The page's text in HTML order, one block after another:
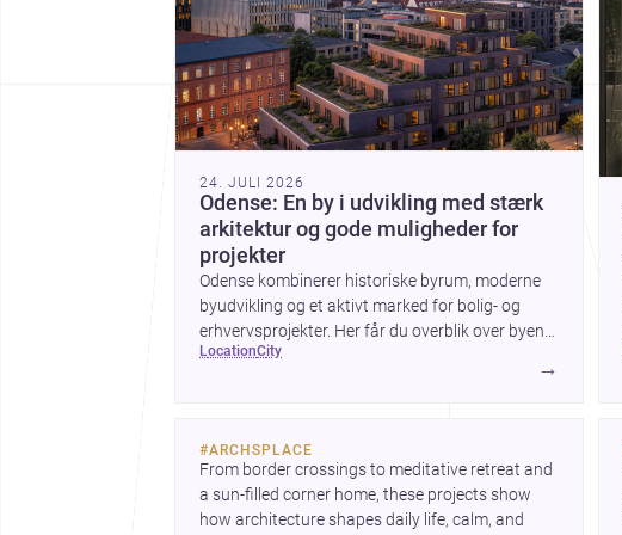
24. JULI 2026
Odense: En by i udvikling med stærk
arkitektur og gode muligheder for
projekter
Odense kombinerer historiske byrum, moderne
byudvikling og et aktivt marked for bolig- og
erhvervsprojekter. Her får du overblik over byens
arkitektur, byggemæssige prisniveau og hvorfor
location city
→
#ARCHSPLACE
From border crossings to meditative retreat and
a sun-filled corner home, these projects show
how architecture shapes daily life, calm, and